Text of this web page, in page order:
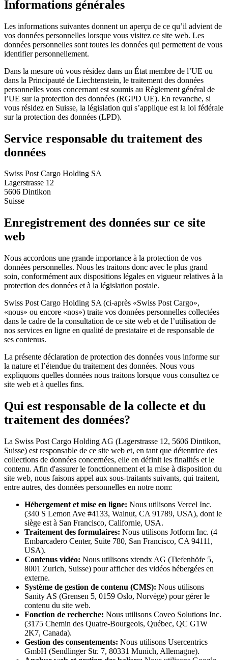
Informations générales
Les informations suivantes donnent un aperçu de ce qu’il advient de
vos données personnelles lorsque vous visitez ce site web. Les
données personnelles sont toutes les données qui permettent de vous
identifier personnellement.
Dans la mesure où vous résidez dans un État membre de l’UE ou
dans la Principauté de Liechtenstein, le traitement des données
personnelles vous concernant est soumis au Règlement général de
l’UE sur la protection des données (RGPD UE). En revanche, si
vous résidez en Suisse, la législation qui s’applique est la loi fédérale
sur la protection des données (LPD).
Service responsable du traitement des
données
Swiss Post Cargo Holding SA
Lagerstrasse 12
5606 Dintikon
Suisse
Enregistrement des données sur ce site
web
Nous accordons une grande importance à la protection de vos
données personnelles. Nous les traitons donc avec le plus grand
soin, conformément aux dispositions légales en vigueur relatives à la
protection des données et à la législation postale.
Swiss Post Cargo Holding SA (ci-après «Swiss Post Cargo»,
«nous» ou encore «nos») traite vos données personnelles collectées
dans le cadre de la consultation de ce site web et de l’utilisation de
nos services en ligne en qualité de prestataire et de responsable de
ses contenus.
La présente déclaration de protection des données vous informe sur
la nature et l’étendue du traitement des données. Nous vous
expliquons quelles données nous traitons lorsque vous consultez ce
site web et à quelles fins.
Qui est responsable de la collecte et du
traitement des données?
La Swiss Post Cargo Holding AG (Lagerstrasse 12, 5606 Dintikon,
Suisse) est responsable de ce site web et, en tant que détentrice des
collections de données concernées, elle en définit les finalités et le
contenu. Afin d'assurer le fonctionnement et la mise à disposition du
site web, nous faisons appel aux sous-traitants suivants, qui traitent,
entre autres, des données personnelles en notre nom:
Hébergement et mise en ligne: Nous utilisons Vercel Inc.
(340 S Lemon Ave #4133, Walnut, CA 91789, USA), dont le
siège est à San Francisco, Californie, USA.
Traitement des formulaires: Nous utilisons Jotform Inc. (4
Embarcadero Center, Suite 780, San Francisco, CA 94111,
USA).
Contenus vidéo: Nous utilisons xtendx AG (Tiefenhöfe 5,
8001 Zurich, Suisse) pour afficher des vidéos hébergées en
externe.
Système de gestion de contenu (CMS): Nous utilisons
Sanity AS (Grensen 5, 0159 Oslo, Norvège) pour gérer le
contenu du site web.
Fonction de recherche: Nous utilisons Coveo Solutions Inc.
(3175 Chemin des Quatre-Bourgeois, Québec, QC G1W
2K7, Canada).
Gestion des consentements: Nous utilisons Usercentrics
GmbH (Sendlinger Str. 7, 80331 Munich, Allemagne).